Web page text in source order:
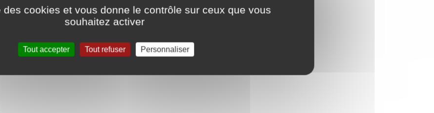
des cookies et vous donne le contrôle sur ceux que vous
souhaitez activer
Tout accepter Tout refuser Personnaliser